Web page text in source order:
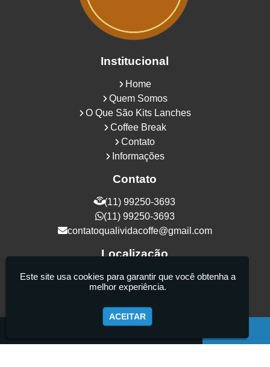
Institucional
Home
Quem Somos
O Que São Kits Lanches
Coffee Break
Contato
Informações
Contato
(11) 99250-3693
(11) 99250-3693
contatoqualividacoffe@gmail.com
Localização
Rua Samurais, 27 - Vila Maria Alta - São
Paulo / SP - CEP: 02130-080
Este site usa cookies para garantir que você obtenha a
melhor experiência.
ACEITAR